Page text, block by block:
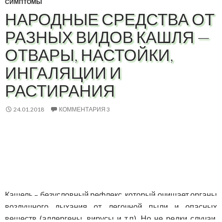
СИМПТОМЫ
НАРОДНЫЕ СРЕДСТВА ОТ
РАЗНЫХ ВИДОВ КАШЛЯ —
ОТВАРЫ, НАСТОЙКИ,
ИНГАЛЯЦИИ И
РАСТИРАНИЯ
24.01.2018 КОММЕНТАРИЯ 3
Кашель – безусловный рефлекс, который очищает органы
воздушного дыхания от легочной пыли и опасных
веществ (аллергены, вирусы и т.п). Но не редки случаи,